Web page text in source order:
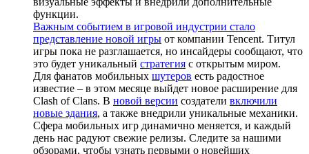
функции.
Важным событием в игровой индустрии стало
представление новой игры от компании Tencent. Титул
игры пока не разглашается, но инсайдеры сообщают, что
это будет уникальный стратегия с открытым миром.
Для фанатов мобильных шутеров есть радостное
известие – в этом месяце выйдет новое расширение для
Clash of Clans. В новой версии создатели включили
новые здания, а также внедрили уникальные механики.
Сфера мобильных игр динамично меняется, и каждый
день нас радуют свежие релизы. Следите за нашими
обзорами, чтобы узнать первыми о новейших